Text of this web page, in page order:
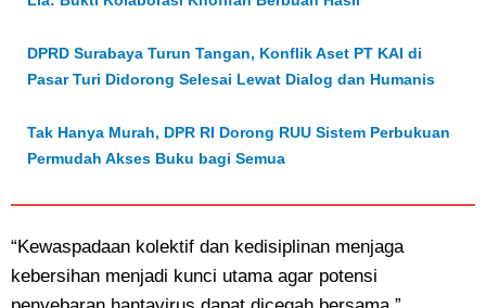
DPRD Surabaya Turun Tangan, Konflik Aset PT KAI di
Pasar Turi Didorong Selesai Lewat Dialog dan Humanis
Tak Hanya Murah, DPR RI Dorong RUU Sistem Perbukuan
Permudah Akses Buku bagi Semua
“Kewaspadaan kolektif dan kedisiplinan menjaga
kebersihan menjadi kunci utama agar potensi